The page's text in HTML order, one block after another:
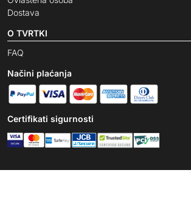
Dostava
O TVRTKI
FAQ
Načini plaćanja
Certifikati sigurnosti